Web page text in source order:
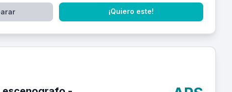
¡Quiero este!